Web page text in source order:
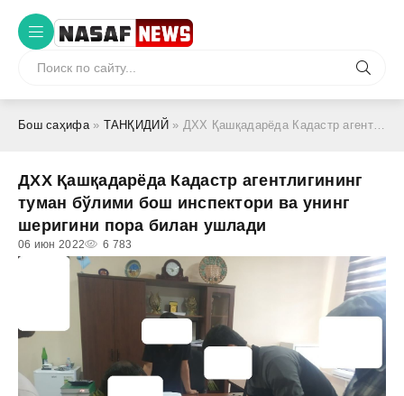
Бош саҳифа» ТАНҚИДИЙ » ДХХ Қашқадарёда Кадастр агентлигининг туман бўлими бош инспектори ва унинг шеригини пора билан ушлади
ДХХ Қашқадарёда Кадастр агентлигининг
туман бўлими бош инспектори ва унинг
шеригини пора билан ушлади
06 июн 2022 6 783